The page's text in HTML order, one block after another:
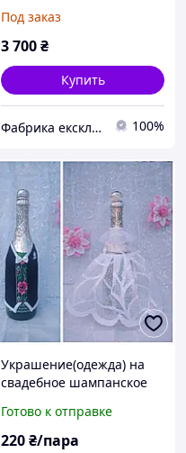
Под заказ
3 700₴
Купить
Фабрика ексклюзивної вишивки Family Tradition 100%
Украшение(одежда) на
свадебное шампанское
вышивка и невеста№14
Готово к отправке
220₴/пара